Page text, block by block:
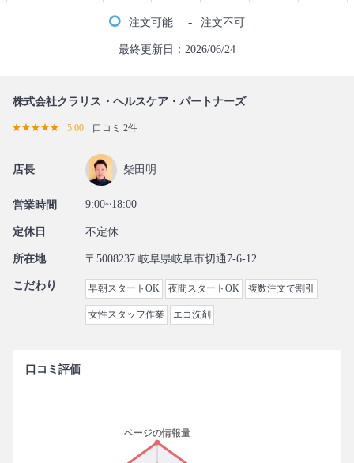
注文可能 - 注文不可
最終更新日：2026/06/24
株式会社クラリス・ヘルスケア・パートナーズ
5.00 口コミ 2件
店長 柴田明
営業時間 9:00~18:00
定休日 不定休
所在地 〒5008237 岐阜県岐阜市切通7-6-12
こだわり 早朝スタートOK 夜間スタートOK 複数注文で割引
女性スタッフ作業 エコ洗剤
口コミ評価